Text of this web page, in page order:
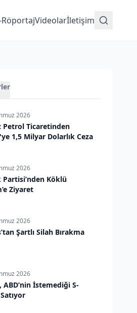
RöportajVideolarİletişim
2026
Petrol Ticaretinden
1,5 Milyar Dolarlık Ceza
2026
Partisi’nden Köklü
Ziyaret
2026
Şartlı Silah Bırakma
2026
ABD’nin İstemediği S-